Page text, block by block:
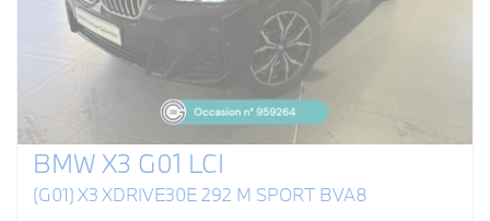
BMW X3 G01 LCI
(G01) X3 XDRIVE30E 292 M SPORT BVA8